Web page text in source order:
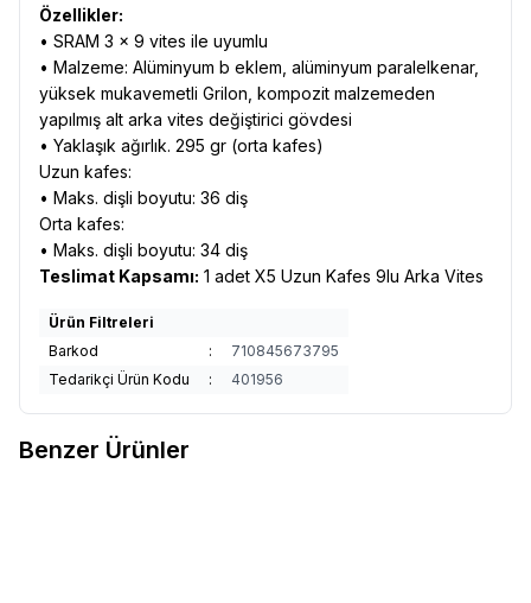
Özellikler:
• SRAM 3 x 9 vites ile uyumlu
• Malzeme: Alüminyum b eklem, alüminyum paralelkenar,
yüksek mukavemetli Grilon, kompozit malzemeden
yapılmış alt arka vites değiştirici gövdesi
• Yaklaşık ağırlık. 295 gr (orta kafes)
Uzun kafes:
• Maks. dişli boyutu: 36 diş
Orta kafes:
• Maks. dişli boyutu: 34 diş
Teslimat Kapsamı: 1 adet X5 Uzun Kafes 9lu Arka Vites
Ürün Filtreleri
Barkod
:
710845673795
Tedarikçi Ürün Kodu
: 401956
Benzer Ürünler